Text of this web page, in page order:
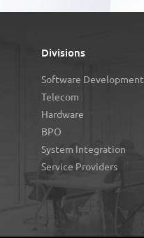
Divisions
Software Development
Telecom
Hardware
BPO
System Integration
Service Providers